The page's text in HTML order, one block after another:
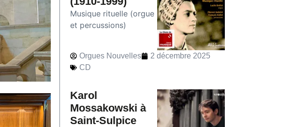
Musique rituelle (orgue
et percussions)
Orgues Nouvelles
2 décembre 2025
CD
Karol
Mossakowski à
Saint-Sulpice